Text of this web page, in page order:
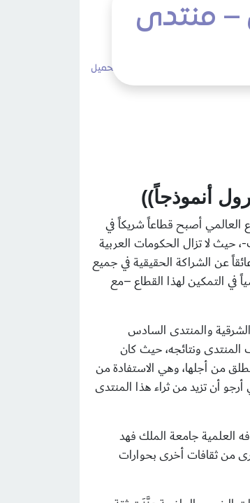
– منتدى
تحميل
أنموذجاً))
العالمي أصبح قطاعاً شريكاً في
، حيث لا تزال الحكومات العربية
عن الشراكة الحقيقية في جميع
في التمكين لهذا القطاع –مع
والمنتدى السادس
لأهداف المنتدى ونتائجه، حيث كان
من أجلها، وهي الاستفادة من
أن تزيد من ثراء هذا المنتدى
العلمية جامعة الملك فهد
من ثقافات أخرى بحوارات